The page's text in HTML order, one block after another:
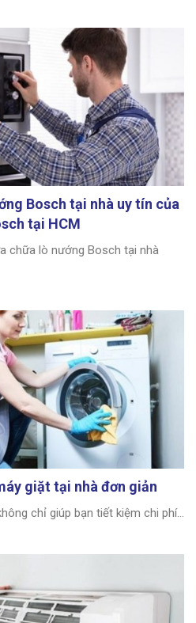
Bosch tại nhà uy tín của
tại HCM
chữa lò nướng Bosch tại nhà
giặt tại nhà đơn giản
chỉ giúp bạn tiết kiệm chi phí...